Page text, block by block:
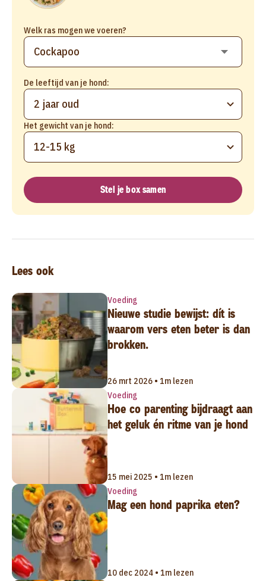
Welk ras mogen we voeren?
De leeftijd van je hond:
2 jaar oud
Het gewicht van je hond:
12-15 kg
Stel je box samen
Lees ook
Voeding
Nieuwe studie bewijst: dít is
waarom vers eten beter is dan
brokken.
26 mrt 2026 • 1m lezen
Voeding
Hoe co parenting bijdraagt aan
het geluk én ritme van je hond
15 mei 2025 • 1m lezen
Voeding
Mag een hond paprika eten?
10 dec 2024 • 1m lezen